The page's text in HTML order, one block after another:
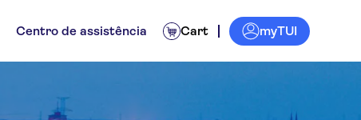
Centro de assistência Cart myTUI